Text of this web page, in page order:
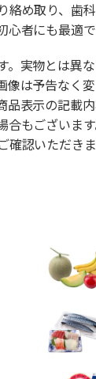
絡め取り、歯
者にも最適で
。実物とは異
像は予告なく
品表示の記載
合もございま
確認いただき